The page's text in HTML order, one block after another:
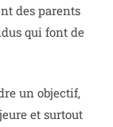
des parents
qui font de
un objectif,
et surtout